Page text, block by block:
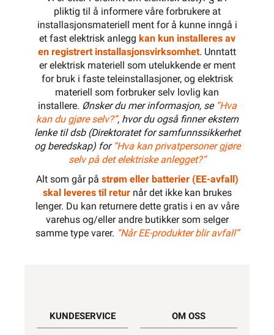
pliktig til å informere våre forbrukere at
installasjonsmateriell ment for å kunne inngå i
et fast elektrisk anlegg kan kun installeres av
en registrert installasjonsvirksomhet. Unntatt
er elektrisk materiell som utelukkende er ment
for bruk i faste teleinstallasjoner, og elektrisk
materiell som forbruker selv lovlig kan
installere. Ønsker du mer informasjon, se ”Hva
kan du gjøre selv?”, hvor du også finner ekstern
lenke til dsb (Direktoratet for samfunnssikkerhet
og beredskap) for “Hva kan privatpersoner gjøre
selv på det elektriske anlegget?”
Alt som går på strøm eller batterier (EE-avfall)
skal leveres til returnår det ikke kan brukes
lenger. Du kan returnere dette gratis i en av våre
varehus og/eller andre butikker som selger
samme type varer. “Når EE-produkter blir avfall”
KUNDESERVICE OM OSS